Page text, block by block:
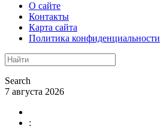
О сайте
Контакты
Карта сайта
Политика конфиденциальности
Search
7 августа 2026
: